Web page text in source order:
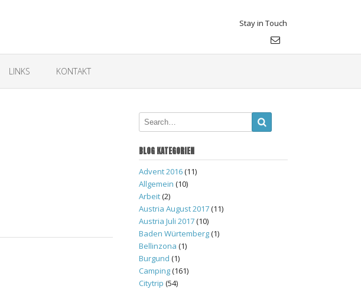
Stay in Touch
LINKS KONTAKT
BLOG KATEGORIEN
Advent 2016(11)
Allgemein (10)
Arbeit(2)
Austria August 2017(11)
Austria Juli 2017(10)
Baden Würtemberg(1)
Bellinzona (1)
Burgund (1)
Camping(161)
Citytrip (54)